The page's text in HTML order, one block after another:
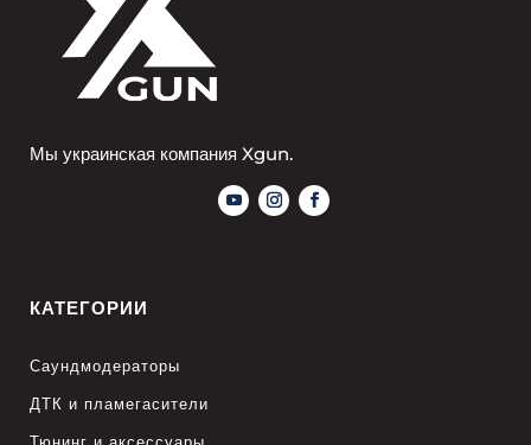
Мы украинская компания Xgun.
КАТЕГОРИИ
Саундмодераторы
ДТК и пламегасители
Тюнинг и аксессуары